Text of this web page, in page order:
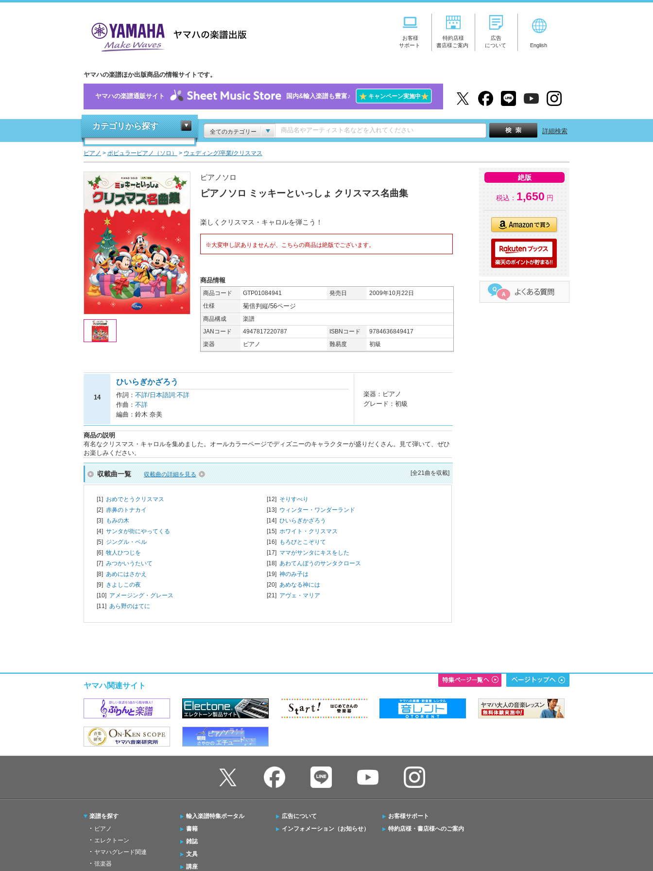
お客様
サポート
特約店様
書店様ご案内
広告
について
English
ヤマハの楽譜ほか出版商品の情報サイトです。
ヤマハの楽譜通販サイト 国内&輸入楽譜も豊富♪ ★キャンペーン実施中★
カテゴリから探す
全てのカテゴリー 詳細検索
ピアノ > ポピュラーピアノ（ソロ） > ウェディング/卒業/クリスマス
ピアノソロ
ピアノソロ ミッキーといっしょ クリスマス名曲集
楽しくクリスマス・キャロルを弾こう！
※大変申し訳ありませんが、こちらの商品は絶版でございます。
商品情報
商品コード GTP01084941 発売日
2009年10月22日
仕様
菊倍判縦/56ページ
商品構成
楽譜
JANコード
4947817220787 ISBNコード
9784636849417
楽器
ピアノ 難易度 初級
14
ひいらぎかざろう
作詞： 不詳/日本語詞:不詳
作曲： 不詳
編曲：鈴木 奈美
楽器：ピアノ
グレード：初級
商品の説明
有名なクリスマス・キャロルを集めました。オールカラーページでディズニーのキャラクターが盛りだくさん。見て弾いて、ぜひ
お楽しみください。
収載曲一覧 収載曲の詳細を見る [全21曲を収載]
[1] おめでとうクリスマス
[2] 赤鼻のトナカイ
[3] もみの木
[4] サンタが街にやってくる
[5] ジングル・ベル
[6] 牧人ひつじを
[7] みつかいうたいて
[8] あめにはさかえ
[9] きよしこの夜
[10] アメージング・グレース
[11] あら野のはてに
[12] そりすべり
[13] ウィンター・ワンダーランド
[14] ひいらぎかざろう
[15] ホワイト・クリスマス
[16] もろびとこぞりて
[17] ママがサンタにキスをした
[18] あわてんぼうのサンタクロース
[19] 神のみ子は
[20] あめなる神には
[21] アヴェ・マリア
絶版
税込： 1,650 円
ヤマハ関連サイト
楽譜を探す
ピアノ
エレクトーン
ヤマハグレード関連
弦楽器
輸入楽譜特集ポータル
書籍
雑誌
文具
講座
広告について
インフォメーション（お知らせ）
お客様サポート
特約店様・書店様へのご案内